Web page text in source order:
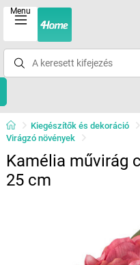
Menu
Kiegészítők és dekoráció
Virágzó növények
Kamélia művirág
25 cm